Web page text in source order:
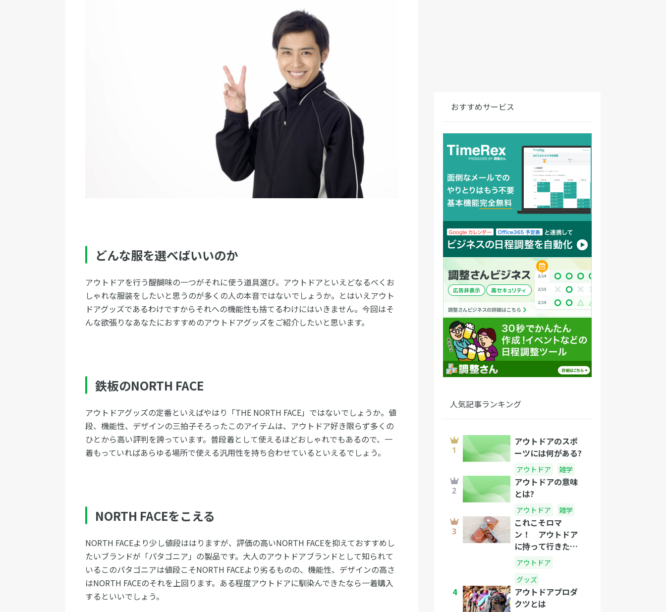
どんな服を選べばいいのか
アウトドアを行う醍醐味の一つがそれに使う道具選び。アウトドアといえどなるべくお
しゃれな服装をしたいと思うのが多くの人の本音ではないでしょうか。とはいえアウト
ドアグッズであるわけですからそれへの機能性も捨てるわけにはいきません。今回はそ
んな欲張りなあなたにおすすめのアウトドアグッズをご紹介したいと思います。
鉄板のNORTH FACE
アウトドアグッズの定番といえばやはり「THE NORTH FACE」ではないでしょうか。値
段、機能性、デザインの三拍子そろったこのアイテムは、アウトドア好き限らず多くの
ひとから高い評判を誇っています。普段着として使えるほどおしゃれでもあるので、一
着もっていればあらゆる場所で使える汎用性を持ち合わせているといえるでしょう。
NORTH FACEをこえる
NORTH FACEより少し値段ははりますが、評価の高いNORTH FACEを抑えておすすめし
たいブランドが「パタゴニア」の製品です。大人のアウトドアブランドとして知られて
いるこのパタゴニアは値段こそNORTH FACEより劣るものの、機能性、デザインの高さ
はNORTH FACEのそれを上回ります。ある程度アウトドアに馴染んできたなら一着購入
するといいでしょう。
おすすめサービス
人気記事ランキング
アウトドアのスポ
ーツには何がある?
アウトドア 雑学
アウトドアの意味
とは?
アウトドア 雑学
これこそロマ
ン！ アウトドア
に持って行きたい
ナイフ選
アウトドア
グッズ
4
アウトドアプロダ
クツとは